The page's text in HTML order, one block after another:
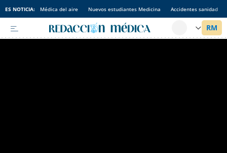
ES NOTICIA: Médica del aire Nuevos estudiantes Medicina Accidentes sanidad